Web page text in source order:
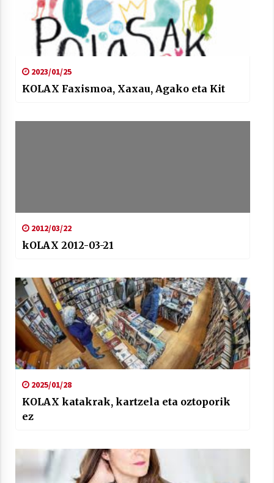
Arrosaren laburpen bideoa Hamaika
Telebistaren eskutik
2021/06/30
2023/01/25
KOLAX Faxismoa, Xaxau, Agako eta Kit
2012/03/22
kOLAX 2012-03-21
2025/01/28
KOLAX katakrak, kartzela eta oztoporik
ez